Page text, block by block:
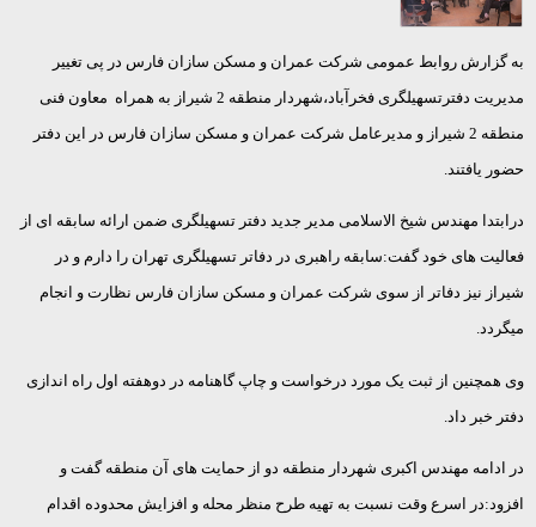
به گزارش روابط عمومی شرکت عمران و مسکن سازان فارس در پی تغییر
مدیریت دفترتسهیلگری فخرآباد،شهردار منطقه 2 شیراز به همراه معاون فنی
منطقه 2 شیراز و مدیرعامل شرکت عمران و مسکن سازان فارس در این دفتر
حضور یافتند.
درابتدا مهندس شیخ الاسلامی مدیر جدید دفتر تسهیلگری ضمن ارائه سابقه ای از
فعالیت های خود گفت:سابقه راهبری در دفاتر تسهیلگری تهران را دارم و در
شیراز نیز دفاتر از سوی شرکت عمران و مسکن سازان فارس نظارت و انجام
میگردد.
وی همچنین از ثبت یک مورد درخواست و چاپ گاهنامه در دوهفته اول راه اندازی
دفتر خبر داد.
در ادامه مهندس اکبری شهردار منطقه دو از حمایت های آن منطقه گفت و
افزود:در اسرع وقت نسبت به تهیه طرح منظر محله و افزایش محدوده اقدام